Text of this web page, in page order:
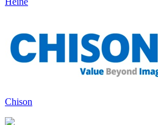
Chison